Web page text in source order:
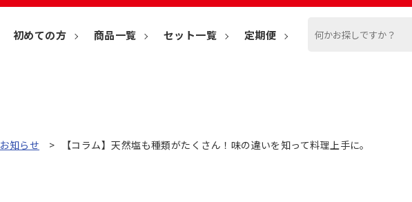
初めての方 商品一覧 セット一覧 定期便
お知らせ 【コラム】天然塩も種類がたくさん！味の違いを知って料理上手に。